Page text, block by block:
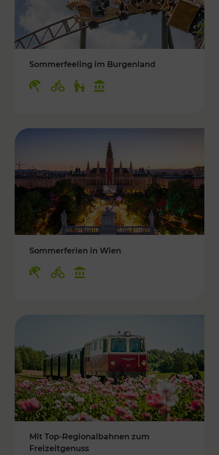
Sommerfeeling im Burgenland
Sommerferien in Wien
Mit Top-Regionalbahnen zum
Freizeitgenuss